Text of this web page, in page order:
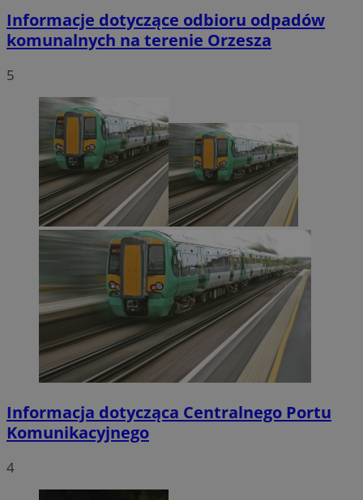
Informacje dotyczące odbioru odpadów
komunalnych na terenie Orzesza
5
Informacja dotycząca Centralnego Portu
Komunikacyjnego
4